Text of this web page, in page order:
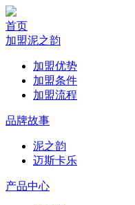
首页
加盟泥之韵
加盟优势
加盟条件
加盟流程
品牌故事
泥之韵
迈斯卡乐
产品中心